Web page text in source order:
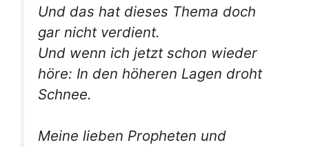
Und das hat dieses Thema doch
gar nicht verdient.
Und wenn ich jetzt schon wieder
höre: In den höheren Lagen droht
Schnee.
Meine lieben Propheten und